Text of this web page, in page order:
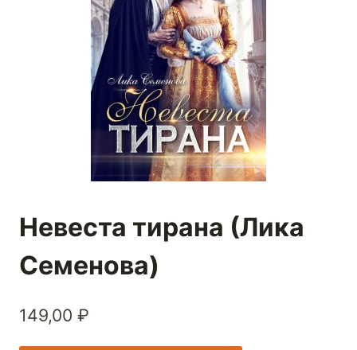
Невеста тирана (Лика
Семенова)
149,00 ₽